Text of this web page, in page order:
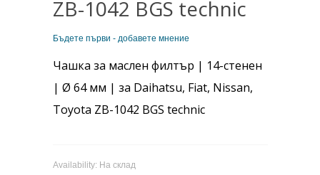
ZB-1042 BGS technic
Бъдете първи - добавете мнение
Чашка за маслен филтър | 14-стенен
| Ø 64 мм | за Daihatsu, Fiat, Nissan,
Toyota ZB-1042 BGS technic
Availability: На склад